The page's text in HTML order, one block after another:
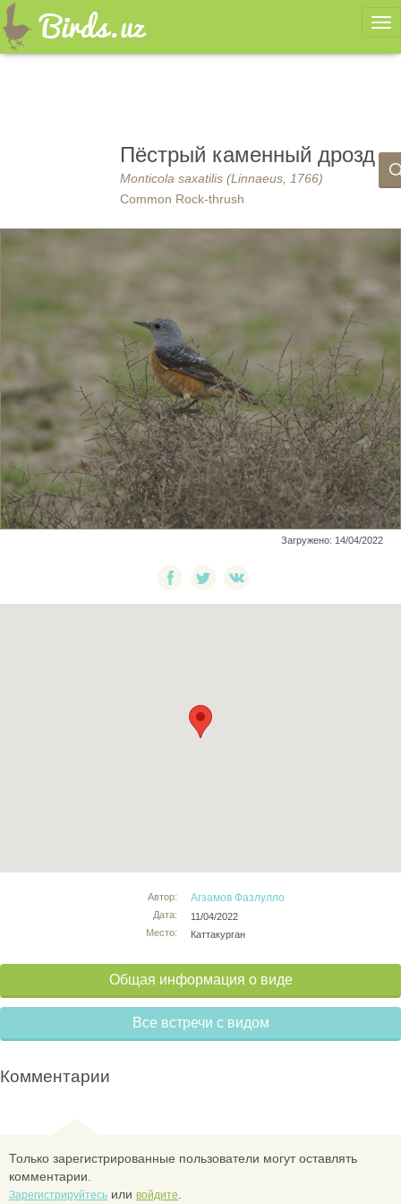
Пёстрый каменный дрозд
Monticola saxatilis (Linnaeus, 1766)
Common Rock-thrush
Загружено: 14/04/2022
Автор:
Дата:
Место:
Агзамов Фазлулло
11/04/2022
Каттакурган
Общая информация о виде
Все встречи с видом
Комментарии
Только зарегистрированные пользователи могут оставлять
комментарии.
Зарегистрируйтесь или войдите